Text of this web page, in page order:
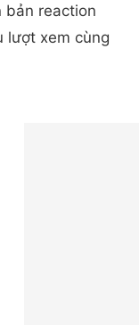
bản reaction
lượt xem cùng